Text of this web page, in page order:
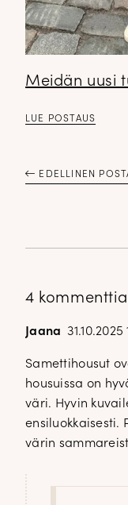
Meidän uusi
LUE POSTAUS
EDELLINEN
4 kommenttia
Jaana 31.10.2025
Samettihousut
housuissa on
väri. Hyvin
ensiluokkaisesti.
värin